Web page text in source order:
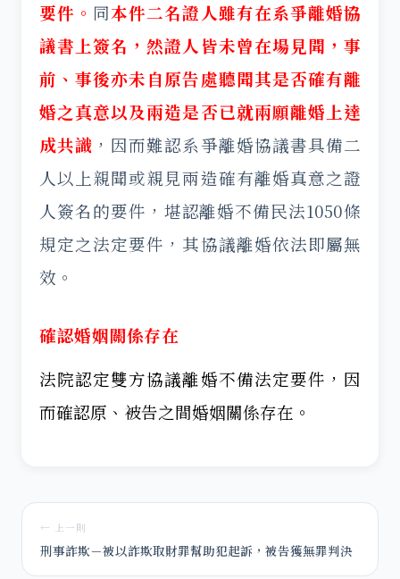
要件。 同本件二名證人雖有在系爭離婚協
議書上簽名，然證人皆未曾在場見聞，事
前、事後亦未自原告處聽聞其是否確有離
婚之真意以及兩造是否已就兩願離婚上達
成共識 ，因而難認系爭離婚協議書具備二
人以上親聞或親見兩造確有離婚真意之證
人簽名的要件，堪認離婚不備民法1050條
規定之法定要件，其協議離婚依法即屬無
效。
確認婚姻關係存在
法院認定雙方協議離婚不備法定要件，因
而確認原、被告之間婚姻關係存在。
← 上一則
刑事詐欺－被以詐欺取財罪幫助犯起訴，被告獲無罪判決